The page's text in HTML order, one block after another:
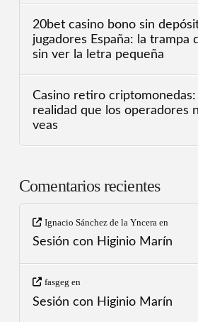
20bet casino bono sin
jugadores España: la trampa
sin ver la letra pequeña
Casino retiro criptomonedas:
realidad que los operadores
veas
Comentarios recientes
Ignacio Sánchez de la Yncera en
Sesión con Higinio Marín
fasgeg en
Sesión con Higinio Marín